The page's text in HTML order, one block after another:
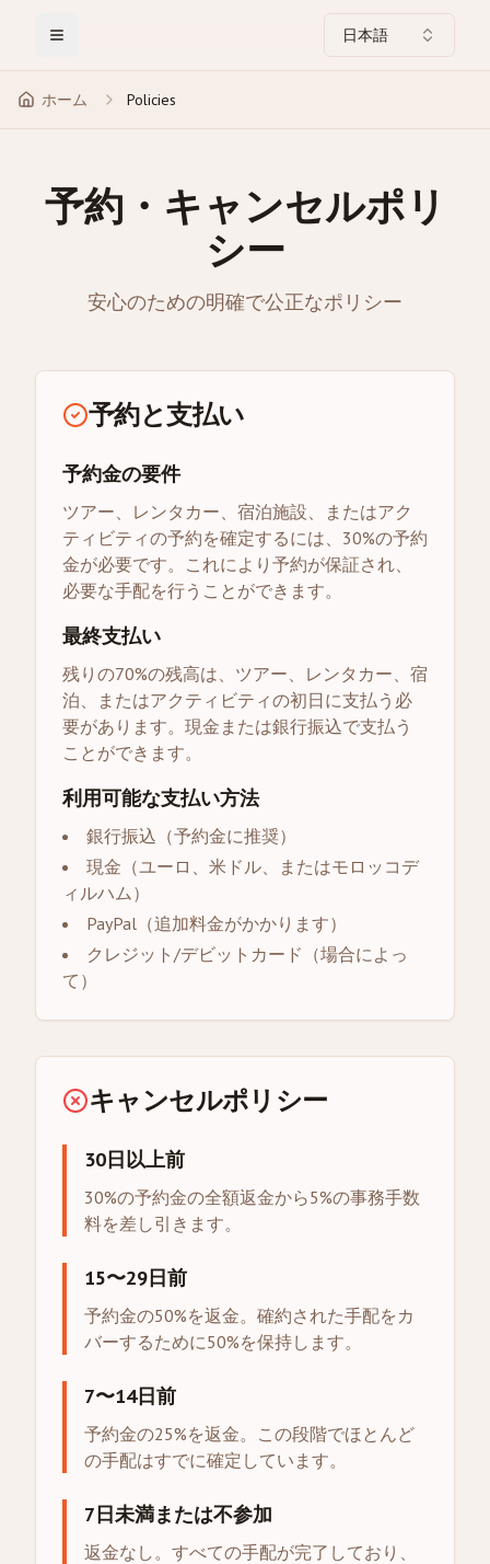
Toggle Menu 日本語
ホーム Policies
予約・キャンセルポリ
シー
安心のための明確で公正なポリシー
予約と支払い
予約金の要件
ツアー、レンタカー、宿泊施設、またはアク
ティビティの予約を確定するには、30%の予約
金が必要です。これにより予約が保証され、
必要な手配を行うことができます。
最終支払い
残りの70%の残高は、ツアー、レンタカー、宿
泊、またはアクティビティの初日に支払う必
要があります。現金または銀行振込で支払う
ことができます。
利用可能な支払い方法
銀行振込（予約金に推奨）
現金（ユーロ、米ドル、またはモロッコデ
ィルハム）
PayPal（追加料金がかかります）
クレジット/デビットカード（場合によっ
て）
キャンセルポリシー
30日以上前
30%の予約金の全額返金から5%の事務手数
料を差し引きます。
15〜29日前
予約金の50%を返金。確約された手配をカ
バーするために50%を保持します。
7〜14日前
予約金の25%を返金。この段階でほとんど
の手配はすでに確定しています。
7日未満または不参加
返金なし。すべての手配が完了しており、